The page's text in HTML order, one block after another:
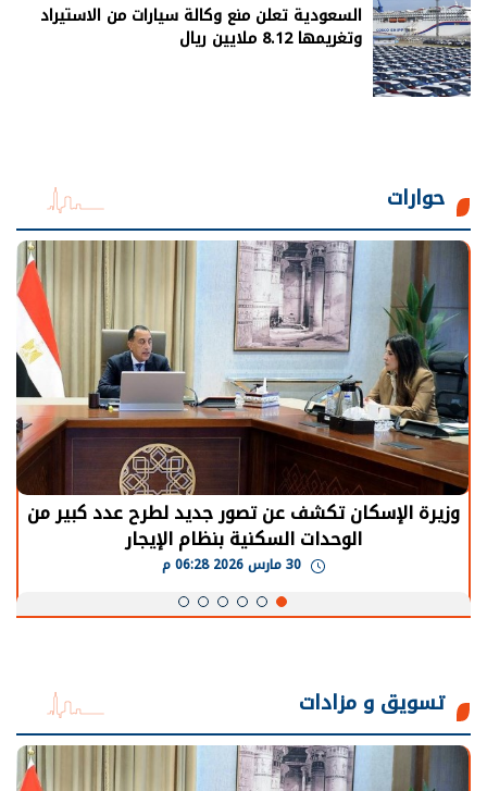
السعودية تعلن منع وكالة سيارات من الاستيراد
وتغريمها 8.12 ملايين ريال
حوارات
الرئيس السيسي: توقف الأنشطة في قطاع الطاقة
يحتاج إلى سنوات لعودة معدلات الإنتاج الطبيعية
تسويق و مزادات